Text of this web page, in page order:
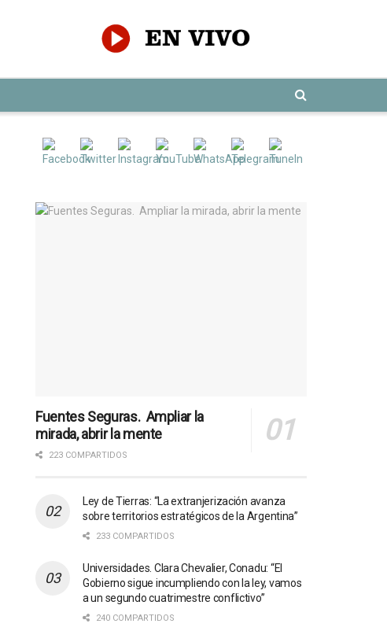
Fuentes Seguras. Ampliar la
mirada, abrir la mente
223 COMPARTIDOS
Ley de Tierras: “La extranjerización avanza
sobre territorios estratégicos de la Argentina”
233 COMPARTIDOS
Universidades. Clara Chevalier, Conadu: “El
Gobierno sigue incumpliendo con la ley, vamos
a un segundo cuatrimestre conflictivo”
240 COMPARTIDOS